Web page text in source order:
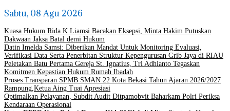
Sabtu, 08 Agu 2026
Kuasa Hukum Rida K Liamsi Bacakan Eksepsi, Minta Hakim Putuskan
Dakwaan Jaksa Batal demi Hukum
Datin Imelda Samsi: Diberikan Mandat Untuk Monitoring Evaluasi,
Verifikasi Data Serta Penerbitan Struktur Kepengurusan Grib Jaya di RIAU
Peletakan Batu Pertama Gereja St. Ignatius, Tri Adhianto Tegaskan
Komitmen Kepastian Hukum Rumah Ibadah
Proses Transparan SPMB SMAN 22 Kota Bekasi Tahun Ajaran 2026/2027
Rampung,Ketua Aing Tuai Apresiasi
Optimalkan Pelayanan, Subdit Audit Ditpamobvit Baharkam Polri Periksa
Kendaraan Operasional